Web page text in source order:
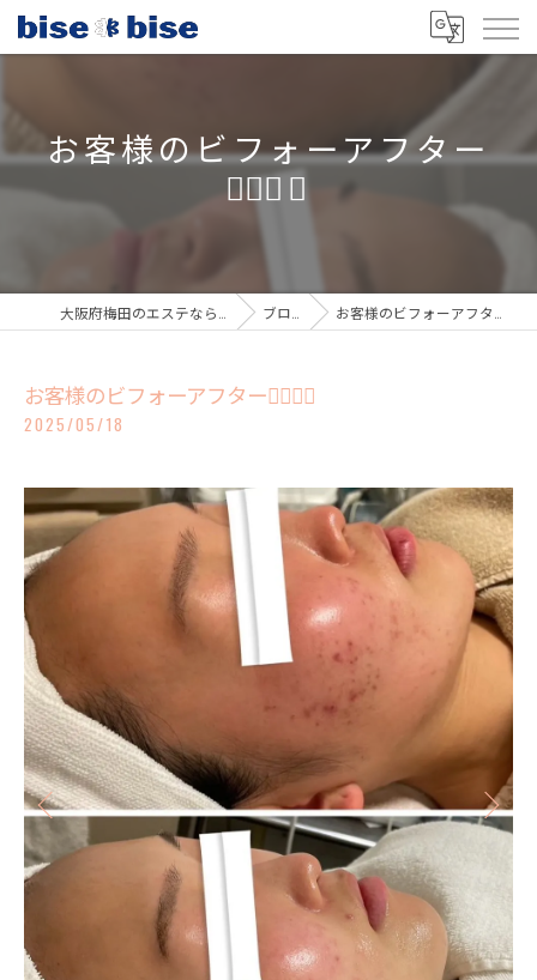
お客様のビフォーアフター
💆🏼‍♀️✨
大阪府梅田のエステならbisebise ブログ お客様のビフォーアフター💆🏼‍♀️✨
お客様のビフォーアフター💆🏼‍♀️✨
2025/05/18